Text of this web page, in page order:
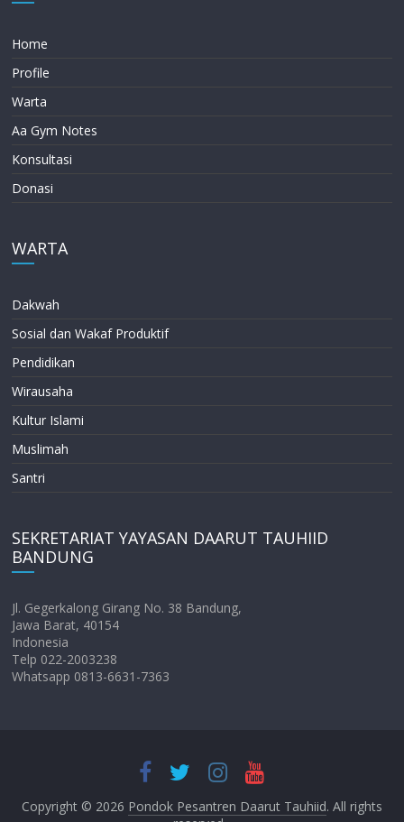
Home
Profile
Warta
Aa Gym Notes
Konsultasi
Donasi
WARTA
Dakwah
Sosial dan Wakaf Produktif
Pendidikan
Wirausaha
Kultur Islami
Muslimah
Santri
SEKRETARIAT YAYASAN DAARUT TAUHIID
BANDUNG
Jl. Gegerkalong Girang No. 38 Bandung,
Jawa Barat, 40154
Indonesia
Telp 022-2003238
Whatsapp 0813-6631-7363
Copyright © 2026 Pondok Pesantren Daarut Tauhiid. All rights